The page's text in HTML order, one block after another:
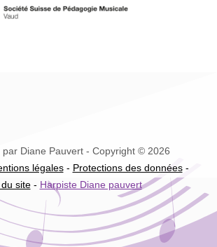
par Diane Pauvert - Copyright © 2026
légales- Protections des données-
site- Harpiste Diane pauvert